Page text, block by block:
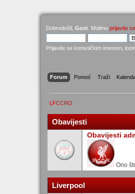
Dobrodošli,Gost . Molimoprijavite se
Prijavite se korisničkim imenom,
Forum Pomoć Traži
LFCCRO
Obavijesti
Obavijesti
Ono
Liverpool